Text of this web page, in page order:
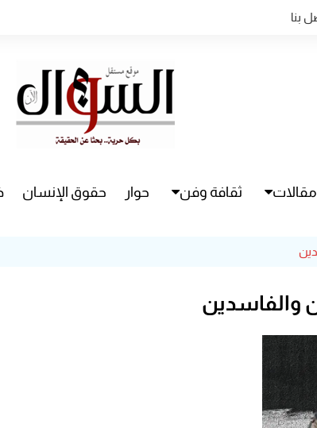
بنا
مقالات ثقافة وفن حوار حقوق الإنسان
والفاسدين